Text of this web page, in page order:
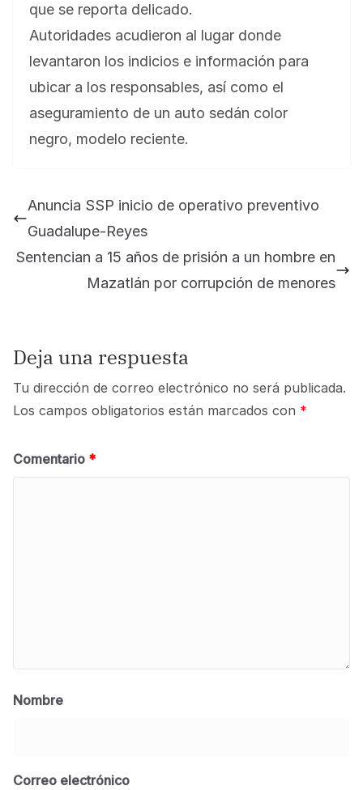
que se reporta delicado.
Autoridades acudieron al lugar donde
levantaron los indicios e información para
ubicar a los responsables, así como el
aseguramiento de un auto sedán color
negro, modelo reciente.
Anuncia SSP inicio de operativo preventivo
Guadalupe-Reyes
Sentencian a 15 años de prisión a un hombre en
Mazatlán por corrupción de menores
Deja una respuesta
Tu dirección de correo electrónico no será publicada.
Los campos obligatorios están marcados con *
Comentario *
Nombre
Correo electrónico